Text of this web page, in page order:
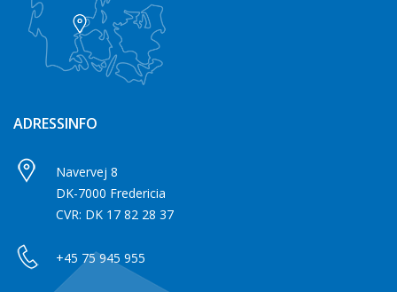
ADRESSINFO
Navervej 8
DK-7000 Fredericia
CVR: DK 17 82 28 37
+45 75 945 955